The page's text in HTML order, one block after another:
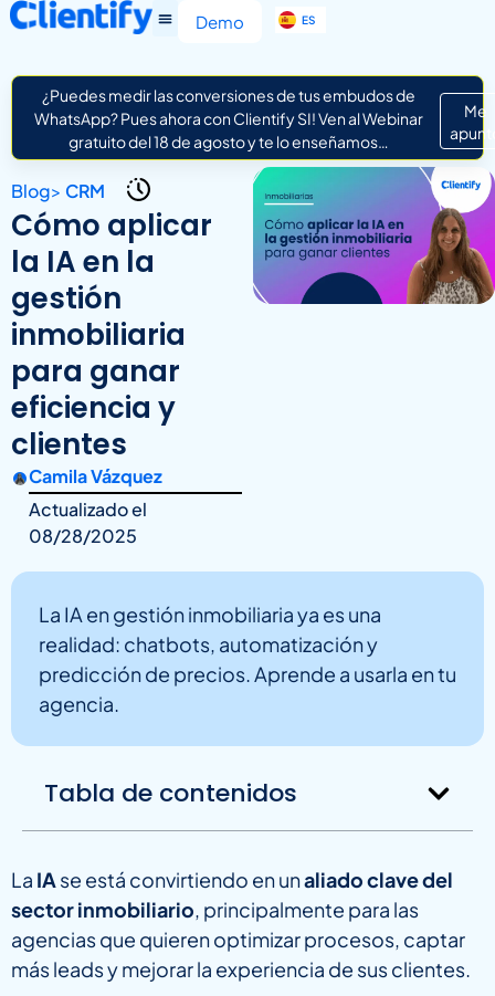
Demo ES
IT
¿Puedes medir las conversiones de tus embudos de
WhatsApp? Pues ahora con Clientify SI! Ven al Webinar
gratuito del 18 de agosto y te lo enseñamos…
Me
Blog> CRM
Cómo aplicar
la IA en la
gestión
inmobiliaria
para ganar
eficiencia y
clientes
Camila Vázquez
Actualizado el
08/28/2025
La IA en gestión inmobiliaria ya es una
realidad: chatbots, automatización y
predicción de precios. Aprende a usarla en tu
agencia.
Tabla de contenidos
La IAse está convirtiendo en unaliado clave del
sector inmobiliario, principalmente para las
agencias que quieren optimizar procesos, captar
más leads y mejorar la experiencia de sus clientes.